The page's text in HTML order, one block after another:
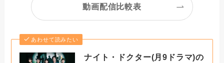
動画配信比較表
あわせて読みたい
ナイト・ドクター(月9ドラマ)の